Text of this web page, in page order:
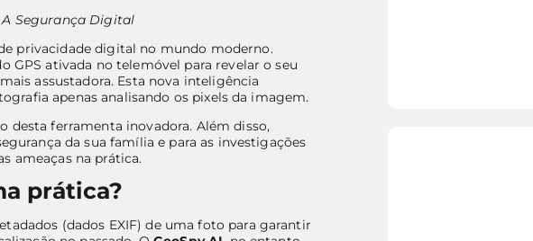
Segurança Digital
privacidade digital no mundo moderno.
GPS ativada no telemóvel para revelar o seu
assustadora. Esta nova inteligência
apenas analisando os pixels da imagem.
desta ferramenta inovadora. Além disso,
da sua família e para as investigações
ameaças na prática.
prática?
(dados EXIF) de uma foto para garantir